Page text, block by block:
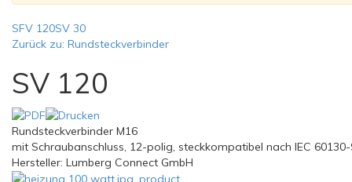
SFV 120SV 30
Zurück zu: Rundsteckverbinder
SV 120
Rundsteckverbinder M16
mit Schraubanschluss, 12-polig, steckkompatibel nach IEC
Hersteller: Lumberg Connect GmbH